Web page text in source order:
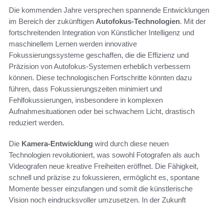
Die kommenden Jahre versprechen spannende Entwicklungen
im Bereich der zukünftigen Autofokus-Technologien. Mit der
fortschreitenden Integration von Künstlicher Intelligenz und
maschinellem Lernen werden innovative
Fokussierungssysteme geschaffen, die die Effizienz und
Präzision von Autofokus-Systemen erheblich verbessern
können. Diese technologischen Fortschritte könnten dazu
führen, dass Fokussierungszeiten minimiert und
Fehlfokussierungen, insbesondere in komplexen
Aufnahmesituationen oder bei schwachem Licht, drastisch
reduziert werden.
Die Kamera-Entwicklung wird durch diese neuen
Technologien revolutioniert, was sowohl Fotografen als auch
Videografen neue kreative Freiheiten eröffnet. Die Fähigkeit,
schnell und präzise zu fokussieren, ermöglicht es, spontane
Momente besser einzufangen und somit die künstlerische
Vision noch eindrucksvoller umzusetzen. In der Zukunft